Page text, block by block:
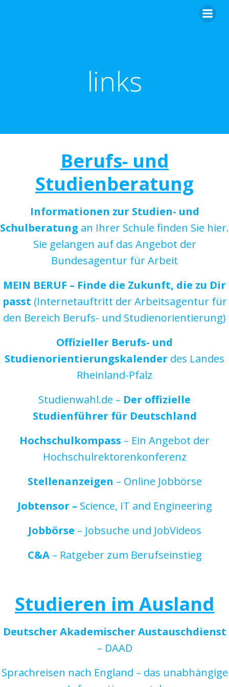
links
Berufs- und
Studienberatung
Informationen zur Studien- und
Schulberatung an Ihrer Schule finden Sie hier.
Sie gelangen auf das Angebot der
Bundesagentur für Arbeit
MEIN BERUF – Finde die Zukunft, die zu Dir
passt (Internetauftritt der Arbeitsagentur für
den Bereich Berufs- und Studienorientierung)
Offizieller Berufs- und
Studienorientierungskalender des Landes
Rheinland-Pfalz
Studienwahl.de – Der offizielle
Studienführer für Deutschland
Hochschulkompass – Ein Angebot der
Hochschulrektorenkonferenz
Stellenanzeigen – Online Jobbörse
Jobtensor – Science, IT and Engineering
Jobbörse – Jobsuche und JobVideos
C&A– Ratgeber zum Berufseinstieg
Studieren im Ausland
Deutscher Akademischer Austauschdienst
– DAAD
Sprachreisen nach England – das unabhängige